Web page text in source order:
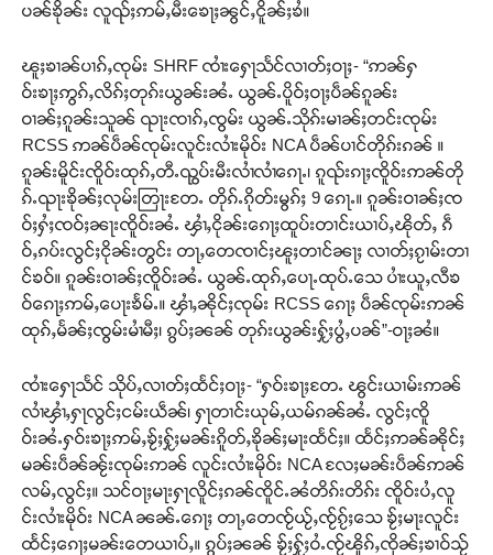
ပၼ်ၶိုၼ်း လူၺ်ႈဢမ်ႇမီးၶေႃႈၼွင်ႇငိူၼ်ႈၶႆ။
ၽူႈၶၢၼ်ပၢၵ်ႇၸုမ်း SHRF ၸၢႆးႁေႃသႅင်လၢတ်ႈဝႃႈ- “ဢၼ်ႁ
ဝ်းၶႃႈဢွၵ်ႇလိၵ်ႈတုၵ်းယွၼ်းၼႆႉ ယွၼ်ႉပိူဝ်ႈဝႃႈပဵၼ်ၵူၼ်း
ဝၢၼ်ႈၵူၼ်းသူၼ် ၺႃးၸၢၵ်ႇၸွမ်း ယွၼ်ႉသိုၵ်းမၢၼ်ႈတင်းၸုမ်း
RCSS ဢၼ်ပဵၼ်ၸုမ်းလူင်းလၢႆးမိုဝ်း NCA ပဵၼ်ပၢင်တိုၵ်းၵၼ် ။
ၵူၼ်းမိူင်းၸိူဝ်းထုၵ်ႇတီႉၺွပ်းမီးလၢႆလၢႆၵေႃႉ၊ ၵူၺ်းၵႃႈၸိူဝ်းဢၼ်တို
ၵ်ႉၺႃးၶိုၼ်ႈလုမ်းတြႃးတႄႉ တိုၵ်ႉၵိုတ်းမွၵ်ႈ 9 ၵေႃႉ။ ၵူၼ်းဝၢၼ်ႈၸ
ဝ်ႈႁႆႈၸဝ်ႈၼႃးၸိူဝ်းၼႆႉ ၾၢႆႇငိုၼ်းၵေႃႈထူပ်းတၢင်းယၢပ်ႇၽိုတ်ႇ ၵဵ
ဝ်ႇၵပ်းလွင်ႈငိုၼ်းတွင်း တႃႇတေၸၢင်ႈၽူႈတၢင်ၼႃႈ လၢတ်ႈၵႂၢမ်းတၢ
င်ၶဝ်။ ၵူၼ်းဝၢၼ်ႈၸိူဝ်းၼႆႉ ယွၼ်ႉထုၵ်ႇပေႃႉထုပ်ႉသေ ပၢႆးယူႇလီၶ
ဝ်ၵေႃႈဢမ်ႇပေႃးၶႅမ်ႉ။ ၾၢႆႇၼိုင်ႈၸုမ်း RCSS ၵေႃႈ ပဵၼ်ၸုမ်းဢၼ်
ထုၵ်ႇမႅၼ်ႈၸွမ်းမၢႆမီႈ၊ ၵွပ်ႈၼၼ် တုၵ်းယွၼ်းႁႂ်ႈပွႆႇပၼ်”-ဝႃႈၼႆ။
ၸၢႆးႁေႃသႅင် သိုပ်ႇလၢတ်ႈထႅင်ႈဝႃႈ- “ႁဝ်းၶႃႈတႄႉ ၽွင်းယၢမ်းဢၼ်
လၢႆၾၢႆႇႁႃလွင်ႈငမ်းယဵၼ်၊ ႁႃတၢင်းယုမ်ႇယမ်ၵၼ်ၼႆႉ လွင်ႈၸိူ
ဝ်းၼႆႉႁဝ်းၶႃႈဢမ်ႇၶႂ်ႈႁႂ်ႈမၼ်းၵိူတ်ႇၶိုၼ်ႈမႃးထႅင်ႈ။ ထႅင်ႈဢၼ်ၼိုင်ႈ
မၼ်းပဵၼ်ၼႂ်းၸုမ်းဢၼ် လူင်းလၢႆးမိုဝ်း NCA လႄႈမၼ်းပဵၼ်ဢၼ်
လမ်ႇလွင်ႈ။ သင်ဝႃႈမႃးႁႃလိူင်ႈၵၼ်ၸိူင်ႉၼႆတိၵ်းတိၵ်း ၸိူဝ်းပႆႇလူ
င်းလၢႆးမိုဝ်း NCA ၼၼ်ႉၵေႃႈ တႃႇတေၸႂ်ယႂ်ႇၸႂ်ၵႂ်ႈသေ ၶႂ်ႈမႃးလူင်း
ထႅင်ႈၵေႃႈမၼ်းတေယၢပ်ႇ။ ၵွပ်ႈၼၼ် ၶႂ်ႈႁႂ်ႈဝႆႉၸႂ်ၽိူၵ်ႇၸိုၼ်ႈၶၢဝ်သႂ်